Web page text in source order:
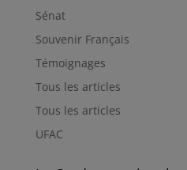
Sénat
Souvenir Français
Témoignages
Tous les articles
Tous les articles
UFAC